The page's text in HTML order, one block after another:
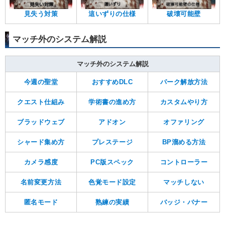
見失う対策 這いずりの仕様 破壊可能壁
マッチ外のシステム解説
マッチ外のシステム解説
今週の聖堂 おすすめDLC パーク解放方法
クエスト仕組み 学術書の進め方 カスタムやり方
ブラッドウェブ アドオン オファリング
シャード集め方 プレステージ BP溜める方法
カメラ感度 PC版スペック コントローラー
名前変更方法 色覚モード設定 マッチしない
匿名モード 熟練の実績 バッジ・バナー